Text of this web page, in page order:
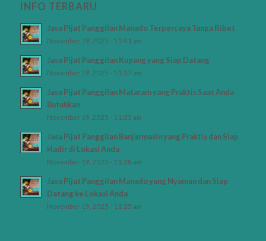
INFO TERBARU
Jasa Pijat Panggilan Manado Terpercaya Tanpa Ribet
November 19, 2025 - 11:41 am
Jasa Pijat Panggilan Kupang yang Siap Datang
November 19, 2025 - 11:37 am
Jasa Pijat Panggilan Mataram yang Praktis Saat Anda
Butuhkan
November 19, 2025 - 11:33 am
Jasa Pijat Panggilan Banjarmasin yang Praktis dan Siap
Hadir di Lokasi Anda
November 19, 2025 - 11:28 am
Jasa Pijat Panggilan Manado yang Nyaman dan Siap
Datang ke Lokasi Anda
November 19, 2025 - 11:25 am